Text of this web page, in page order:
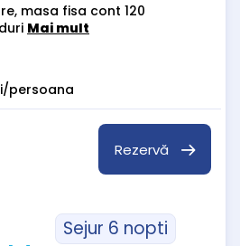
masa fisa cont 120
Mai mult
persoana
Rezervă
Sejur 6 nopti